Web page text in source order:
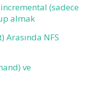
(sadece
almak
Arasında NFS
ve